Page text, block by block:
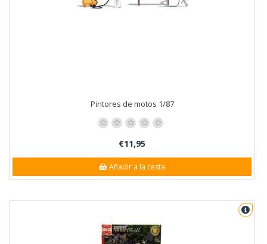
Pintores de motos 1/87
€11,95
Añadir a la cesta